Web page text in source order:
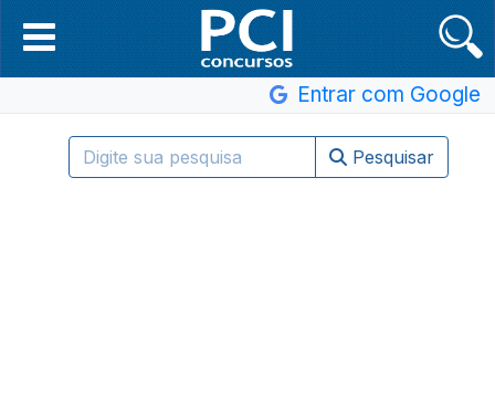
Entrar com Google
Pesquisar